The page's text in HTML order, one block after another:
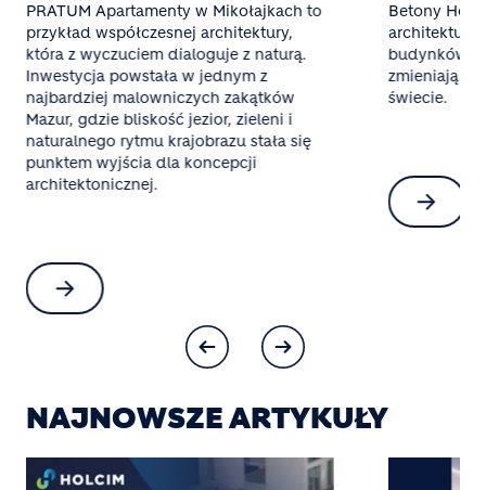
PRATUM Apartamenty w Mikołajkach to
przykład współczesnej architektury,
która z wyczuciem dialoguje z naturą.
Inwestycja powstała w jednym z
najbardziej malowniczych zakątków
Mazur, gdzie bliskość jezior, zieleni i
naturalnego rytmu krajobrazu stała się
punktem wyjścia dla koncepcji
architektonicznej.
Betony
architekturę
budynków
zmieniają
świecie.
NAJNOWSZE ARTYKUŁY